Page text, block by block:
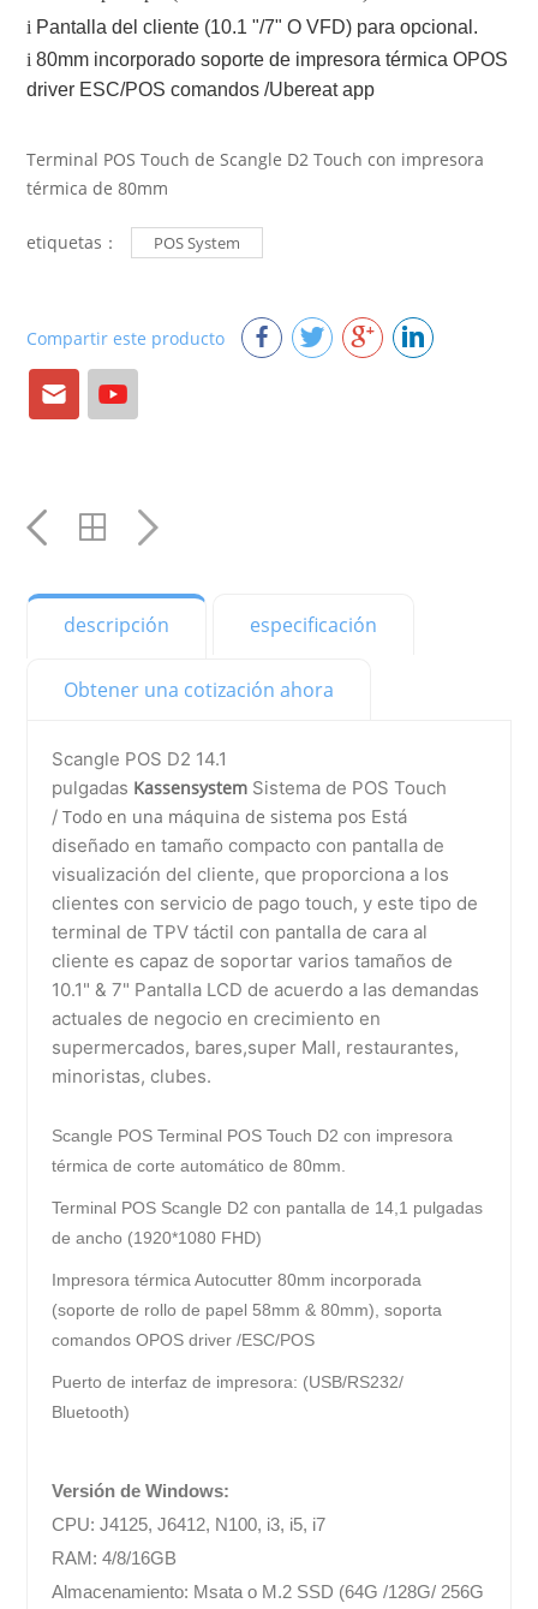
i Pantalla del cliente (10.1 "/7" O VFD) para opcional.
i 80mm incorporado soporte de impresora térmica OPOS
driver ESC/POS comandos /Ubereat app
Terminal POS Touch de Scangle D2 Touch con impresora
térmica de 80mm
etiquetas： POS System
Compartir este producto
YouTube
YouTube
YouTube
YouTube
YouTube
YouTube
YouTube
YouTube
YouTube
YouTube
descripción especificación
Obtener una cotización ahora
Scangle POS D2 14.1
pulgadas Kassensystem Sistema de POS Touch
/Todo en una máquina de sistema pos Está
diseñado en tamaño compacto con pantalla de
visualización del cliente, que proporciona a los
clientes con servicio de pago touch, y este tipo de
terminal de TPV táctil con pantalla de cara al
cliente es capaz de soportar varios tamaños de
10.1" & 7" Pantalla LCD de acuerdo a las demandas
actuales de negocio en crecimiento en
supermercados, bares,super Mall, restaurantes,
minoristas, clubes.
Scangle POS Terminal POS Touch D2 con impresora
térmica de corte automático de 80mm.
Terminal POS Scangle D2 con pantalla de 14,1 pulgadas
de ancho (1920*1080 FHD)
Impresora térmica Autocutter 80mm incorporada
(soporte de rollo de papel 58mm & 80mm), soporta
comandos OPOS driver /ESC/POS
Puerto de interfaz de impresora: (USB/RS232/
Bluetooth)
Versión de Windows:
CPU: J4125, J6412, N100, i3, i5, i7
RAM: 4/8/16GB
Almacenamiento: Msata o M.2 SSD (64G /128G/ 256G